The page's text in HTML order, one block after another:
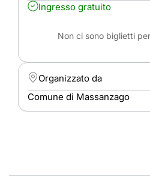
Ingresso gratuito
Non ci sono biglietti
Organizzato da
Comune di Massanzago